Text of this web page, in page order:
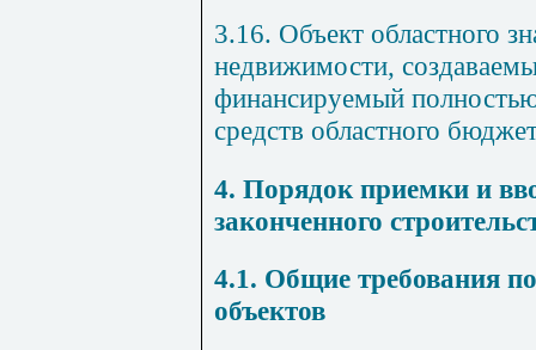
3.16. Объект областного
недвижимости,
финансируемый
средств областного
4. Порядок приемки и
законченного
4.1. Общие требования
объектов